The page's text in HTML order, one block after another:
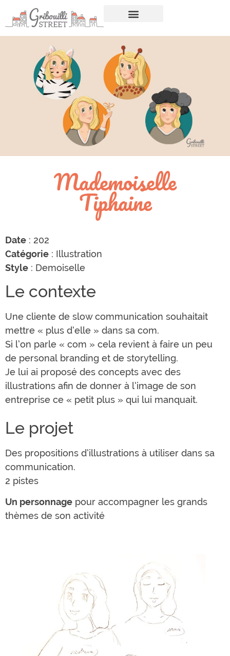
Mademoiselle
Tiphaine
Date : 202
Catégorie : Illustration
Style : Demoiselle
Le contexte
Une cliente de slow communication souhaitait
mettre « plus d’elle » dans sa com.
Si l’on parle « com » cela revient à faire un peu
de personal branding et de storytelling.
Je lui ai proposé des concepts avec des
illustrations afin de donner à l’image de son
entreprise ce « petit plus » qui lui manquait.
Le projet
Des propositions d’illustrations à utiliser dans sa
communication.
2 pistes
Un personnage pour accompagner les grands
thèmes de son activité